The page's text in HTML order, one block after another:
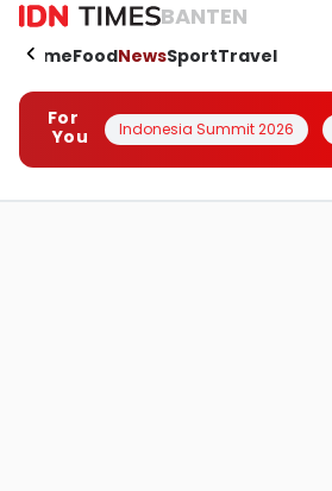
BANTEN
HomeFoodNewsSportTravel
For
You
Indonesia Summit 2026